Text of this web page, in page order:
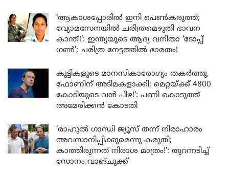
‘ആകാശപ്പോരിൽ ഇനി പെൺകരുത്ത്;
വ്യോമസേനയിൽ ചരിത്രമെഴുതി ഭാവന
കാന്ത്!’: ഇന്ത്യയുടെ ആദ്യ വനിതാ ‘ടോപ്പ്
ഗൺ’; ചരിത്ര നേട്ടത്തിൽ ഭാരതം!
കുട്ടികളുടെ മാനസികാരോഗ്യം തകർത്തു,
ഫോണിന് അടിമകളാക്കി; മെറ്റയ്ക്ക് 4800
കോടിയുടെ വൻ പിഴ!’: പണി കൊടുത്ത്
അമേരിക്കൻ കോടതി
‘രാഹുൽ ഗാന്ധി ജ്യൂസ് തന്ന് നിരാഹാരം
അവസാനിപ്പിക്കുമെന്നു കരുതി;
കാത്തിരുന്നത് നിരാശ മാത്രം!’: തുറന്നടിച്ച്
സോനം വാങ്‌ചുക്ക്